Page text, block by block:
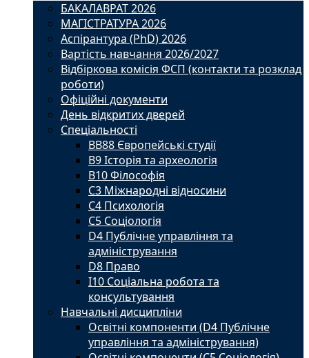
БАКАЛАВРАТ 2026
МАГІСТРАТУРА 2026
Аспірантура (PhD) 2026
Вартість навчання 2026/2027
Відбіркова комісія ФСП (контакти та розклад
роботи)
Офіційні документи
День відкритих дверей
Спеціальності
BВ88 Європейські студії
B9 Історія та археологія
B10 Філософія
C3 Міжнародні відносини
C4 Психологія
С5 Соціологія
D4 Публічне управління та
адміністрування
D8 Право
I10 Соціальна робота та
консультування
Навчальні дисципліни
Освітні компоненти (D4 Публічне
управління та адміністрування)